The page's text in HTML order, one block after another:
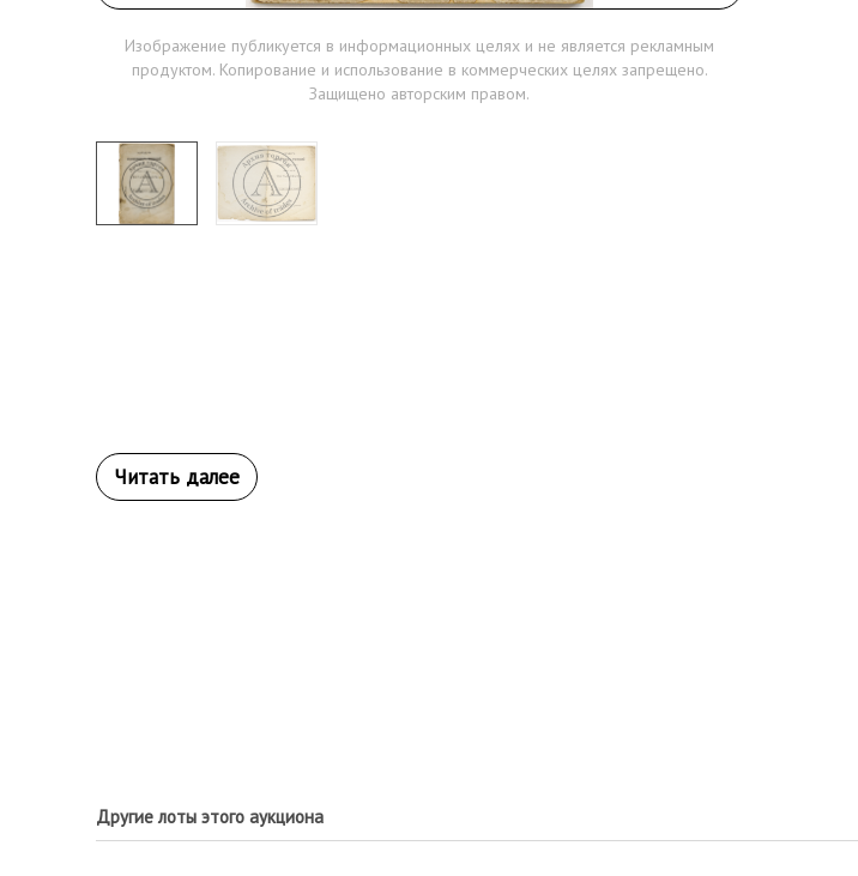
Изображение публикуется в информационных целях и не является рекламным
продуктом. Копирование и использование в коммерческих целях запрещено.
Защищено авторским правом.
Другие лоты этого аукциона